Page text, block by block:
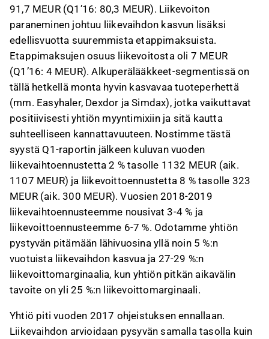
91,7 MEUR (Q1’16: 80,3 MEUR). Liikevoiton
paraneminen johtuu liikevaihdon kasvun lisäksi
edellisvuotta suuremmista etappimaksuista.
Etappimaksujen osuus liikevoitosta oli 7 MEUR
(Q1’16: 4 MEUR). Alkuperälääkkeet-segmentissä on
tällä hetkellä monta hyvin kasvavaa tuoteperhettä
(mm. Easyhaler, Dexdor ja Simdax), jotka vaikuttavat
positiivisesti yhtiön myyntimixiin ja sitä kautta
suhteelliseen kannattavuuteen. Nostimme tästä
syystä Q1-raportin jälkeen kuluvan vuoden
liikevaihtoennustetta 2 % tasolle 1132 MEUR (aik.
1107 MEUR) ja liikevoittoennustetta 8 % tasolle 323
MEUR (aik. 300 MEUR). Vuosien 2018-2019
liikevaihtoennusteemme nousivat 3-4 % ja
liikevoittoennusteemme 6-7 %. Odotamme yhtiön
pystyvän pitämään lähivuosina yllä noin 5 %:n
vuotuista liikevaihdon kasvua ja 27-29 %:n
liikevoittomarginaalia, kun yhtiön pitkän aikavälin
tavoite on yli 25 %:n liikevoittomarginaali.
Yhtiö piti vuoden 2017 ohjeistuksen ennallaan.
Liikevaihdon arvioidaan pysyvän samalla tasolla kuin